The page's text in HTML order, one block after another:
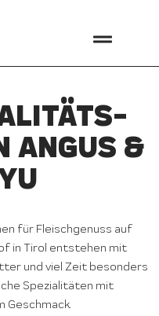
ANGUS &
für Fleischgenuss auf
in Tirol entstehen mit
und viel Zeit besonders
Spezialitäten mit
Geschmack.